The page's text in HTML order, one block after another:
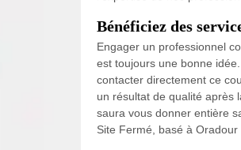
Bénéficiez des
Engager un professionnel
est toujours une bonne
contacter directement ce
un résultat de qualité après
saura vous donner entière
Site Fermé, basé à